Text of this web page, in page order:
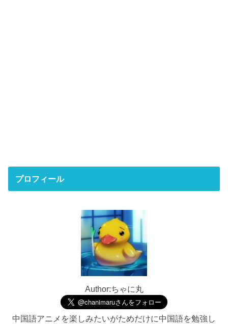
プロフィール
Author:ちゃに丸
中国語アニメを楽しみたいがためだけに中国語を勉強し